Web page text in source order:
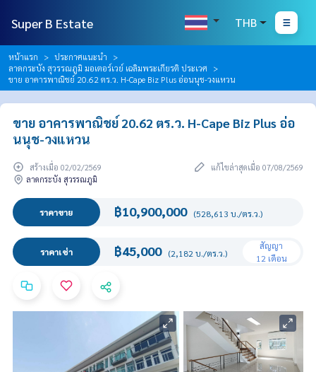
Super B Estate THB
หน้าแรก
ประกาศแนะนำ
ลาดกระบัง สุวรรณภูมิ มอเตอร์เวย์ เฉลิมพระเกียรติ ประเวศ
ขาย อาคารพาณิชย์ 20.62 ตร.ว. H-Cape Biz Plus อ่อนนุช-วงแหวน
ขาย อาคารพาณิชย์ 20.62 ตร.ว. H-Cape Biz Plus อ่อ
นนุช-วงแหวน
สร้างเมื่อ 02/02/2569
แก้ไขล่าสุดเมื่อ 07/08/2569
ลาดกระบัง สุวรรณภูมิ
ราคาขาย ฿10,900,000 (528,613 บ./ตร.ว.)
ราคาเช่า ฿45,000 (2,182 บ./ตร.ว.)
สัญญา
12 เดือน